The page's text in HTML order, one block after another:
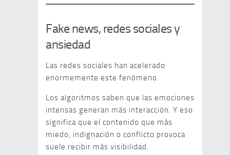
Fake news, redes sociales y
ansiedad
Las redes sociales han acelerado
enormemente este fenómeno.
Los algoritmos saben que las emociones
intensas generan más interacción. Y eso
significa que el contenido que más
miedo, indignación o conflicto provoca
suele recibir más visibilidad.